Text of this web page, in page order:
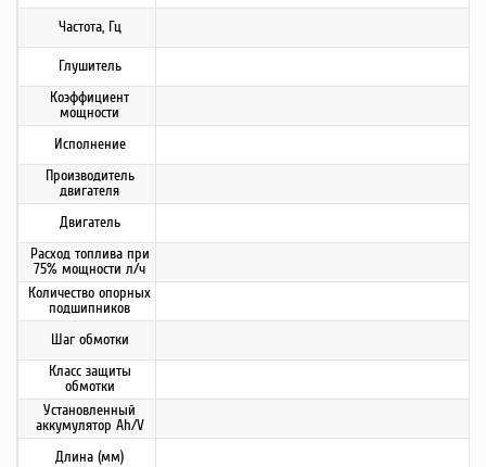
Частота, Гц
Глушитель
Коэффициент
мощности
Исполнение
Производитель
двигателя
Двигатель
Расход топлива при
75% мощности л/ч
Количество опорных
подшипников
Шаг обмотки
Класс защиты
обмотки
Установленный
аккумулятор Ah/V
Длина (мм)